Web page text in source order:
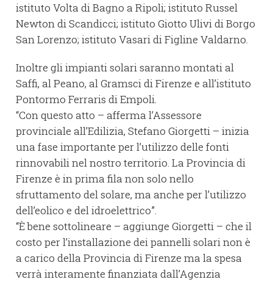
istituto Volta di Bagno a Ripoli; istituto Russel
Newton di Scandicci; istituto Giotto Ulivi di Borgo
San Lorenzo; istituto Vasari di Figline Valdarno.
Inoltre gli impianti solari saranno montati al
Saffi, al Peano, al Gramsci di Firenze e all’istituto
Pontormo Ferraris di Empoli.
“Con questo atto – afferma l’Assessore
provinciale all’Edilizia, Stefano Giorgetti – inizia
una fase importante per l’utilizzo delle fonti
rinnovabili nel nostro territorio. La Provincia di
Firenze è in prima fila non solo nello
sfruttamento del solare, ma anche per l’utilizzo
dell’eolico e del idroelettrico”.
“È bene sottolineare – aggiunge Giorgetti – che il
costo per l’installazione dei pannelli solari non è
a carico della Provincia di Firenze ma la spesa
verrà interamente finanziata dall’Agenzia